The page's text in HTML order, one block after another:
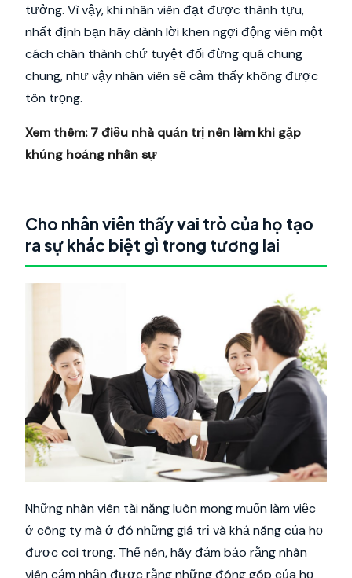
tưởng. Vì vậy, khi nhân viên đạt được thành tựu,
nhất định bạn hãy dành lời khen ngợi động viên một
cách chân thành chứ tuyệt đối đừng quá chung
chung, như vậy nhân viên sẽ cảm thấy không được
tôn trọng.
Xem thêm:7 điều nhà quản trị nên làm khi gặp
khủng hoảng nhân sự
Cho nhân viên thấy vai trò của họ tạo
ra sự khác biệt gì trong tương lai
Những nhân viên tài năng luôn mong muốn làm việc
ở công ty mà ở đó những giá trị và khả năng của họ
được coi trọng. Thế nên, hãy đảm bảo rằng nhân
viên cảm nhận được rằng những đóng góp của họ